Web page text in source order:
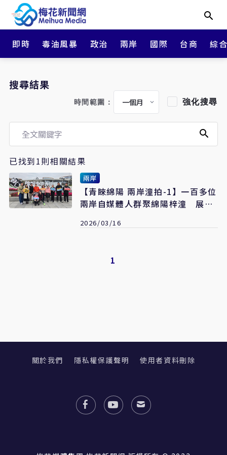
即時 毒油風暴 政治 兩岸 國際 台商 綜
搜尋結果
時間範圍： 強化搜尋
已找到1則相關結果
兩岸
【青睞綿陽 兩岸潼拍-1】一百多位
兩岸自媒體人群聚綿陽梓潼 展開
2026/03/16
1
關於我們 隱私權保護聲明 使用者資料刪除